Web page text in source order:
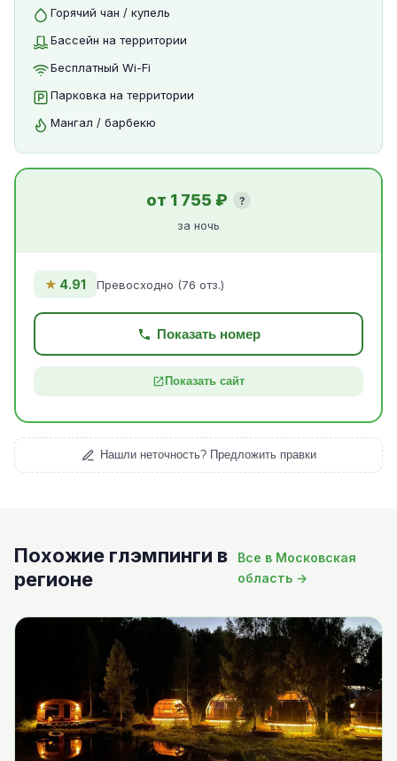
Горячий чан / купель
Бассейн на территории
Бесплатный Wi-Fi
Парковка на территории
Мангал / барбекю
от 1 755 ₽
?
за ночь
★ 4.91 Превосходно (76 отз.)
Показать номер
Показать сайт
Нашли неточность? Предложить правки
Похожие глэмпинги в
регионе
Все в Московская
область →